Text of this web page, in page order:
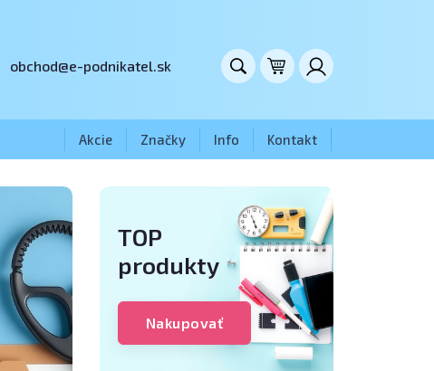
obchod@e-podnikatel.sk
Akcie Značky Info Kontakt
TOP
produkty
Nakupovať